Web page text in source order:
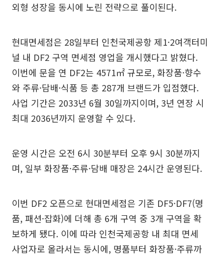
외형 성장을 동시에 노린 전략으로 풀이된다.
현대면세점은 28일부터 인천국제공항 제1·2여객터미
널 내 DF2 구역 면세점 영업을 개시했다고 밝혔다.
이번에 문을 연 DF2는 4571㎡ 규모로, 화장품·향수
와 주류·담배·식품 등 총 287개 브랜드가 입점했다.
사업 기간은 2033년 6월 30일까지이며, 3년 연장 시
최대 2036년까지 운영할 수 있다.
운영 시간은 오전 6시 30분부터 오후 9시 30분까지
며, 일부 화장품·주류·담배 매장은 24시간 운영된다.
이번 DF2 오픈으로 현대면세점은 기존 DF5·DF7(명
품, 패션·잡화)에 더해 총 6개 구역 중 3개 구역을 확
보하게 됐다. 이에 따라 인천국제공항 내 최대 면세
사업자로 올라서는 동시에, 명품부터 화장품·주류까